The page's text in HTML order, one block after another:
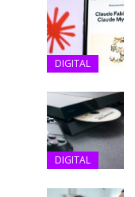
DIGITAL
DIGITAL